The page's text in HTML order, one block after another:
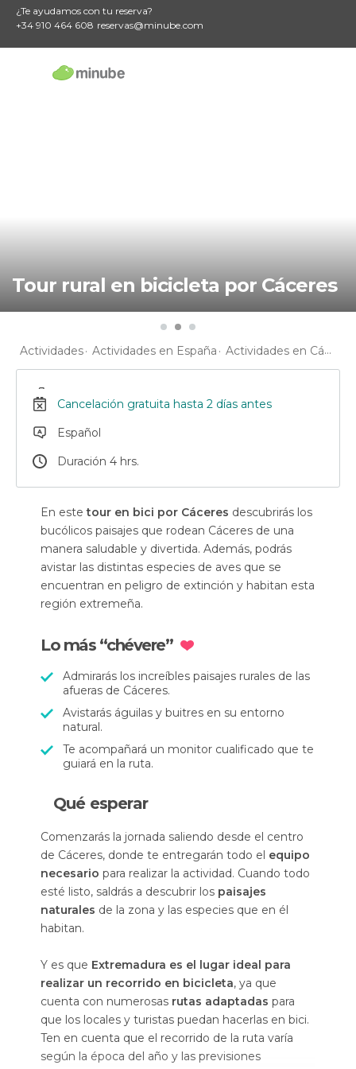
¿Te ayudamos con tu reserva?
+34 910 464 608 reservas@minube.com
Tour rural en bicicleta por Cáceres
Actividades Actividades en España Actividades en Cáceres
Cancelación gratuita hasta 2 días antes
Español
Duración 4 hrs.
En estetour en bici por Cáceres descubrirás los
bucólicos paisajes que rodean Cáceres de una
manera saludable y divertida. Además, podrás
avistar las distintas especies de aves que se
encuentran en peligro de extinción y habitan esta
región extremeña.
Lo más “chévere”
Admirarás los increíbles paisajes rurales de las
afueras de Cáceres.
Avistarás águilas y buitres en su entorno
natural.
Te acompañará un monitor cualificado que te
guiará en la ruta.
Qué esperar
Comenzarás la jornada saliendo desde el centro
de Cáceres, donde te entregarán todo el equipo
necesario para realizar la actividad. Cuando todo
esté listo, saldrás a descubrir los paisajes
naturales de la zona y las especies que en él
habitan.
Y es que Extremadura es el lugar ideal para
realizar un recorrido en bicicleta, ya que
cuenta con numerosas rutas adaptadas para
que los locales y turistas puedan hacerlas en bici.
Ten en cuenta que el recorrido de la ruta varía
según la época del año y las previsiones